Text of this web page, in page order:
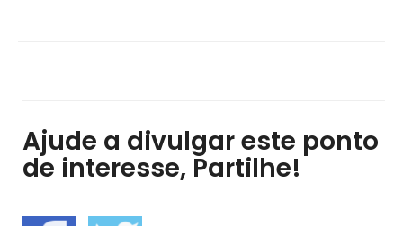
Ajude a divulgar este ponto
de interesse, Partilhe!